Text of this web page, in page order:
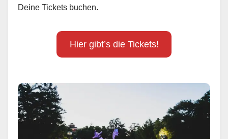
Deine Tickets buchen.
Hier gibt’s die Tickets!